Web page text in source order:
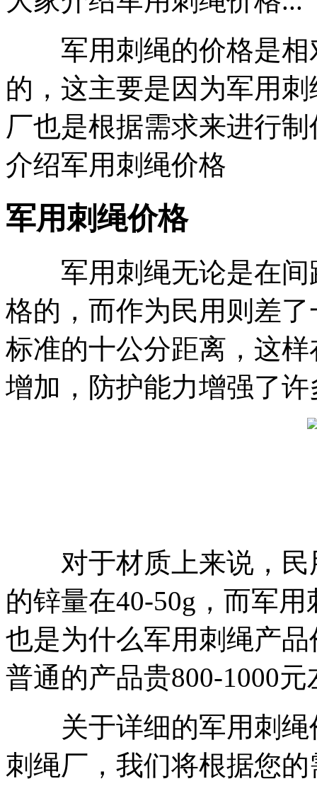
军用刺绳的价格是相
的，这主要是因为军用
厂也是根据需求来进行
介绍军用刺绳价格
军用刺绳价格
军用刺绳无论是在间
格的，而作为民用则差
标准的十公分距离，这
增加，防护能力增强了许
对于材质上来说，民
的锌量在40-50g，而军
也是为什么军用刺绳产
普通的产品贵800-1000元
关于详细的军用刺绳
刺绳厂，我们将根据您